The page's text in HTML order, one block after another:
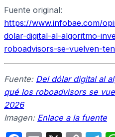
Fuente original:
https://www.infobae.com/
dolar-digital-al-algoritmo-
roboadvisors-se-vuelven-
Fuente: Del dólar digital al
qué los roboadvisors se
2026
Imagen: Enlace a la fuente